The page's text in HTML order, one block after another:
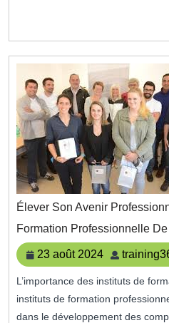
Élever Son Avenir
Formation Professionnelle
23 août 2024
23
août
2024
L’importance des instituts de formation professionnelle Les
instituts de formation
dans le développement des